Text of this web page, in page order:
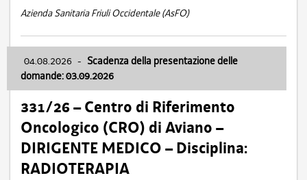
Azienda Sanitaria Friuli Occidentale (AsFO)
04.08.2026 - Scadenza della presentazione delle
domande: 03.09.2026
331/26 – Centro di Riferimento
Oncologico (CRO) di Aviano –
DIRIGENTE MEDICO – Disciplina:
RADIOTERAPIA